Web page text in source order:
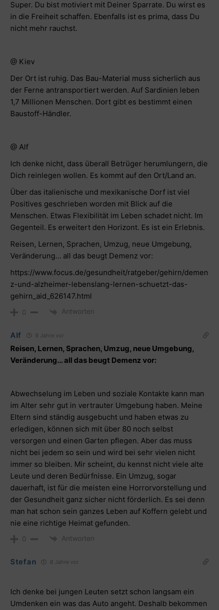
Super. Du bist motiviert mit Deiner Sparrate. Du wirst es
in die Freiheit schaffen. Ebenfalls ist es prima, dass Du
nicht mehr rauchst.
@ Kiev
Der Ort ist ruhig. Das Bau-Material muss sicherlich aus
der Ferne antransportiert werden. Auf Sardinien leben
1,7 Millionen Menschen. Dort gibt es bestimmt einen
Baustoff-Händler.
@ Alf
Ich denke nicht, dass überall Betrüger herumlungern, die
Dich reinlegen wollen. Es kommt auf den Ort/Land an.
Über das italienische und mexikanische Dorf ist viel
Positives geschrieben worden mit Blick auf die
Menschen. Etwas Flexibilität im Leben schadet nicht. Im
Gegenteil. Es erweitert den Horizont. Es ist ein Erlebnis.
Reisen, Lernen, Sprachen, Umzug, neue Umgebung,
Veränderung… all das beugt Demenz vor:
https://www.focus.de/gesundheit/ratgeber/gehirn/demen
z-und-alzheimer-lebenslang-lernen-schuetzt-das-
gehirn_aid_626147.html
0 Antworten
Alf 8 Jahre vor
Reisen, Lernen, Sprachen, Umzug, neue Umgebung,
Veränderung… all das beugt Demenz vor:
Abwechselung im Leben und soziale Kontakte kann man
im Alter sehr gut in vertrauter Umgebung haben. Meine
Eltern sind ständig ausgebucht und haben etwas zu
erledigen, können sich mit über 80 noch selbst
versorgen und einen Garten pflegen. Aber das muss
nicht bei jedem so sein und wird bei sehr vielen nicht
immer so bleiben. Mir scheint, du kennst nicht viele alte
Leute und deren Bedürfnisse. Ein Umzug, sogar
dauerhaft, ist für die meisten eine Horrorvorstellung und
der Gesundheit ganz sicher nicht förderlich. Es sei denn
man hat schon sein ganzes Leben auf Koffern gelebt und
nie eine richtige Heimat gefunden.
0 Antworten
Stefan 8 Jahre vor
Ich denke bei jungen Leuten setzt schon langsam ein
Umdenken ein was das Auto angeht. Deshalb bekommen